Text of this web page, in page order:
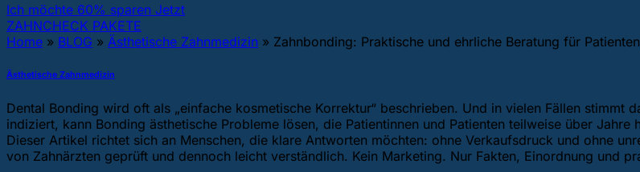
Ich möchte 60% sparen Jetzt
ZAHNCHECK PAKETE
Home » BLOG » Ästhetische Zahnmedizin » Zahnbonding: Praktische und ehrliche Beratung für
Ästhetische Zahnmedizin
Dental Bonding wird oft als „einfache kosmetische Korrektur“ beschrieben. Und in vielen Fällen stimmt
indiziert, kann Bonding ästhetische Probleme lösen, die Patientinnen und Patienten teilweise über
Dieser Artikel richtet sich an Menschen, die klare Antworten möchten: ohne Verkaufsdruck und ohne
von Zahnärzten geprüft und dennoch leicht verständlich. Kein Marketing. Nur Fakten, Einordnung und